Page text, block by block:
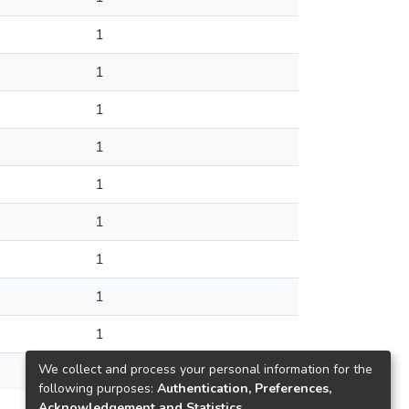
1
1
1
1
1
1
1
1
1
1
We collect and process your personal information for the
following purposes: Authentication, Preferences,